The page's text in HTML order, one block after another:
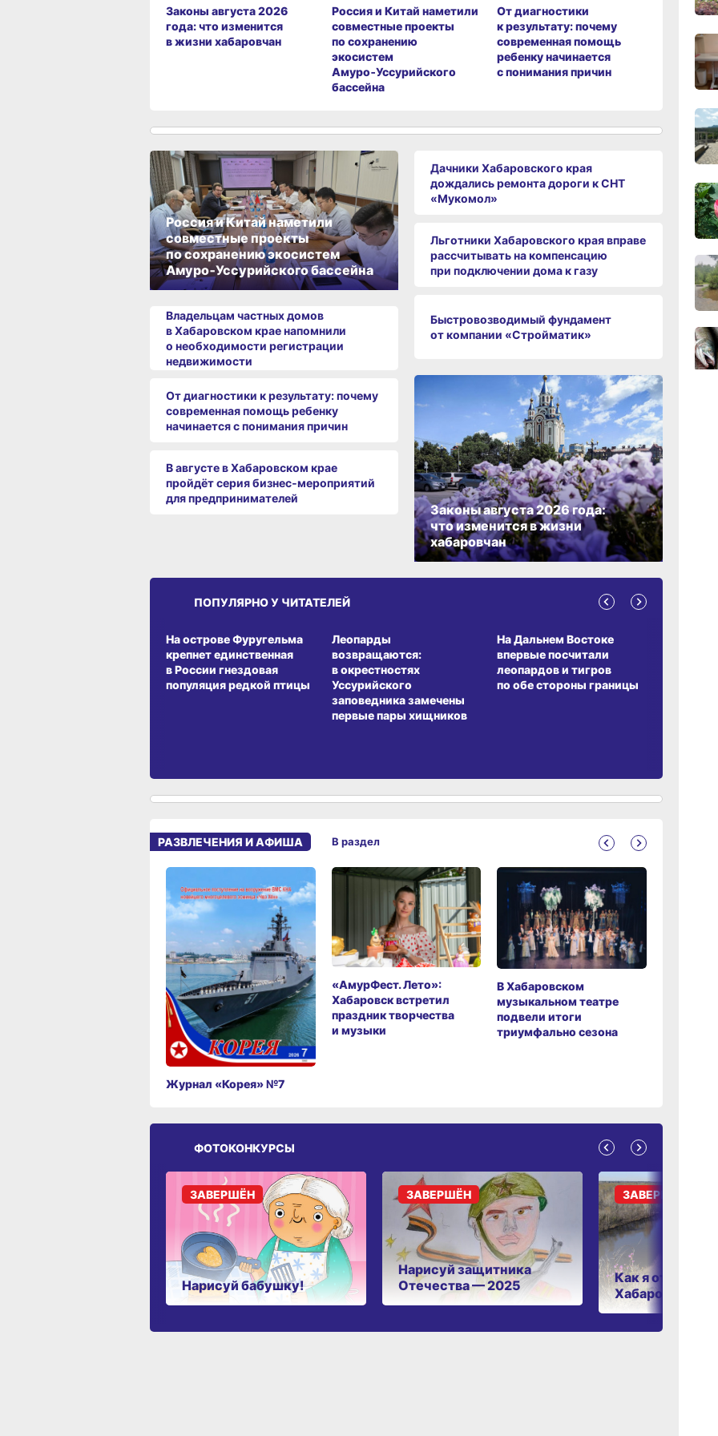
Законы августа 2026
года: что изменится
в жизни хабаровчан
Россия и Китай наметили
совместные проекты
по сохранению
экосистем
Амуро‑Уссурийского
бассейна
От диагностики
к результату: почему
современная помощь
ребенку начинается
с понимания причин
В
для
Россия и Китай наметили
совместные проекты
по сохранению экосистем
Амуро‑Уссурийского бассейна
Владельцам частных домов
в Хабаровском крае напомнили
о необходимости регистрации
недвижимости
От диагностики к результату: почему
современная помощь ребенку
начинается с понимания причин
В августе в Хабаровском крае
пройдёт серия бизнес‑мероприятий
для предпринимателей
Дачники Хабаровского края
дождались ремонта дороги к СНТ
«Мукомол»
Льготники Хабаровского края вправе
рассчитывать на компенсацию
при подключении дома к газу
Быстровозводимый фундамент
от компании «Стройматик»
Законы августа 2026 года:
что изменится в жизни
хабаровчан
ПОПУЛЯРНО У ЧИТАТЕЛЕЙ
На острове Фуругельма
крепнет единственная
в России гнездовая
популяция редкой птицы
Леопарды
возвращаются:
в окрестностях
Уссурийского
заповедника замечены
первые пары хищников
На Дальнем Востоке
впервые посчитали
леопардов и тигров
по обе стороны границы
РАЗВЛЕЧЕНИЯ И АФИША
Журнал «Корея» №7
«АмурФест. Лето»:
Хабаровск встретил
праздник творчества
и музыки
В Хабаровском
музыкальном театре
подвели итоги
триумфально сезона
В раздел
ФОТОКОНКУРСЫ
Нарисуй бабушку!
ЗАВЕРШЁН
Нарисуй защитника
Отечества — 2025
ЗАВЕРШЁН
Как я отдыхаю в
Хабаровском
ЗАВЕРШЁН
11:43,
вчера
10:10,